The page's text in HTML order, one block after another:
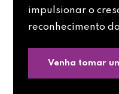
impulsionar o
reconhecimento
Venha tomar